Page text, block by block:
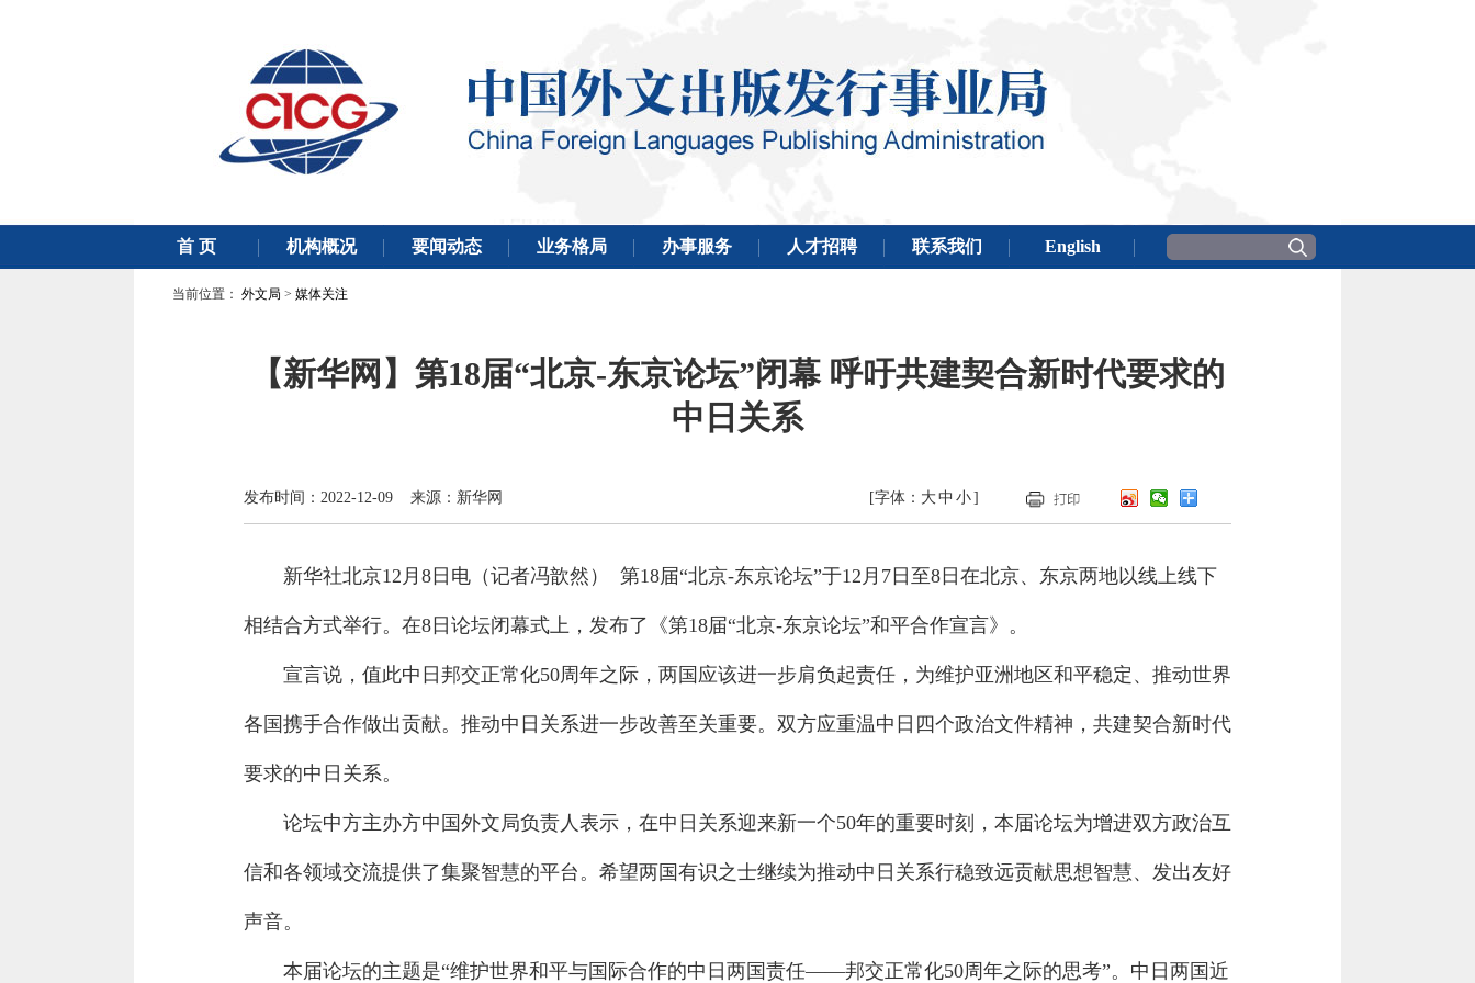
当前位置： 外文局 > 媒体关注
【新华网】第18届“北京-东京论坛”闭幕 呼吁共建契合新时代要求的
中日关系
发布时间：2022-12-09 来源：新华网 [字体： 大中 小]
新华社北京12月8日电（记者冯歆然） 第18届“北京-东京论坛”于12月7日至8日在北京、东京两地以线上线下
相结合方式举行。在8日论坛闭幕式上，发布了《第18届“北京-东京论坛”和平合作宣言》。
宣言说，值此中日邦交正常化50周年之际，两国应该进一步肩负起责任，为维护亚洲地区和平稳定、推动世界
各国携手合作做出贡献。推动中日关系进一步改善至关重要。双方应重温中日四个政治文件精神，共建契合新时代
要求的中日关系。
论坛中方主办方中国外文局负责人表示，在中日关系迎来新一个50年的重要时刻，本届论坛为增进双方政治互
信和各领域交流提供了集聚智慧的平台。希望两国有识之士继续为推动中日关系行稳致远贡献思想智慧、发出友好
声音。
本届论坛的主题是“维护世界和平与国际合作的中日两国责任——邦交正常化50周年之际的思考”。中日两国近